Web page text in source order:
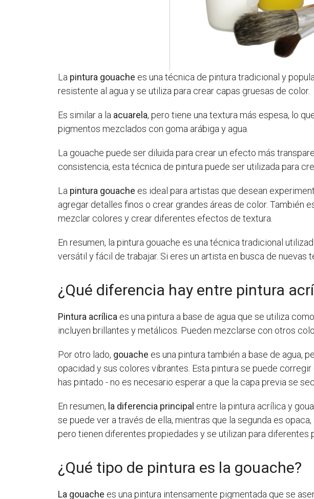
La pintura gouache es una técnica de pintura tradicional y
resistente al agua y se utiliza para crear capas gruesas de color.
Es similar a la acuarela, pero tiene una textura más espesa, lo
pigmentos mezclados con goma arábiga y agua.
La gouache puede ser diluida para crear un efecto más
consistencia, esta técnica de pintura puede ser utilizada para
La pintura gouache es ideal para artistas que desean
agregar detalles finos o crear grandes áreas de color. También
mezclar colores y crear diferentes efectos de textura.
En resumen, la pintura gouache es una técnica tradicional
versátil y fácil de trabajar. Si eres un artista en busca de nuevas
¿Qué diferencia hay entre pintura
Pintura acrílica es una pintura a base de agua que se utiliza
incluyen brillantes y metálicos. Pueden mezclarse con otros
Por otro lado, gouache es una pintura también a base de agua,
opacidad y sus colores vibrantes. Esta pintura se puede
has pintado - no es necesario esperar a que la capa previa se
En resumen, la diferencia principal entre la pintura acrílica y
se puede ver a través de ella, mientras que la segunda es
pero tienen diferentes propiedades y se utilizan para diferentes
¿Qué tipo de pintura es la gouache?
La gouache es una pintura intensamente pigmentada que se